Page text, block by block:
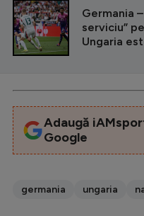
Germania
serviciu”
Ungaria
Adaugă
Google
germania ungaria